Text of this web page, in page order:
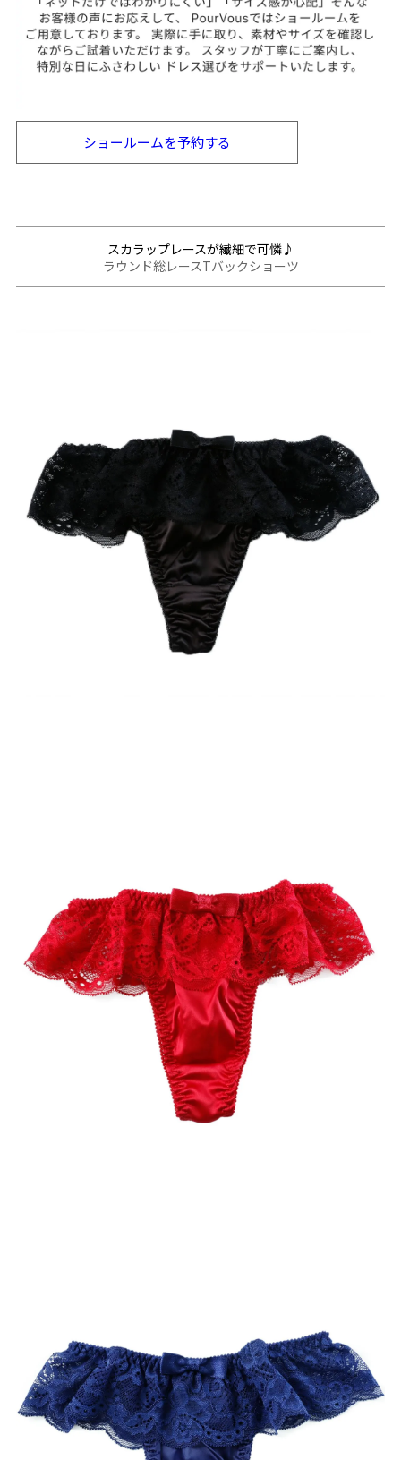
ショールームを予約する
スカラップレースが繊細で可憐♪
ラウンド総レースTバックショーツ